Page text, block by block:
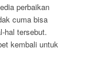
perbaikan
cuma bisa
hal tersebut.
kembali untuk